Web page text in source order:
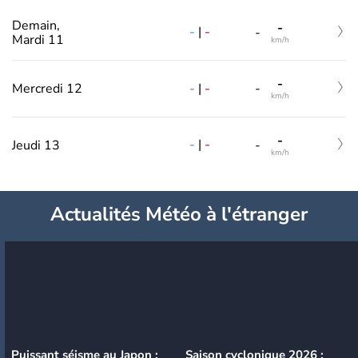
Demain,
Mardi 11
- | - - -
km/h
Mercredi 12 - | - - -
km/h
Jeudi 13 - | - - -
km/h
Actualités Météo à l'étranger
Puissant séisme au Japon : Saison cyclonique 2026 :